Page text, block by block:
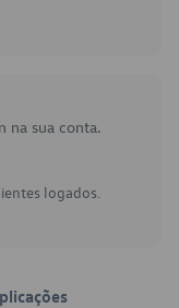
na sua conta.
logados.